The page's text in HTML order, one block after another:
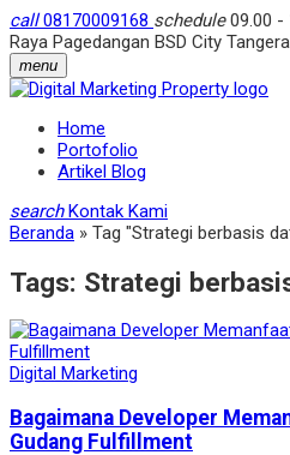
call08170009168 schedule09.00 -
Raya Pagedangan BSD City
menu
Home
Portofolio
Artikel Blog
search Kontak Kami
Beranda » Tag "Strategi berbasis
Tags: Strategi
Digital Marketing
Bagaimana Developer
Gudang Fulfillment